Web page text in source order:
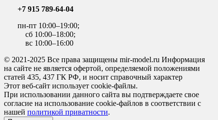
+7 915 789-64-04
пн-пт 10:00–19:00;
сб 10:00–18:00;
вс 10:00–16:00
© 2021-2025 Все права защищены mir-model.ru Информация
на сайте не является офертой, определяемой положениями
статей 435, 437 ГК РФ, и носит справочный характер
Этот веб-сайт использует cookie-файлы.
При использовании данного сайта вы подтверждаете свое
согласие на использование cookie-файлов в соответствии с
нашей политикой приватности.